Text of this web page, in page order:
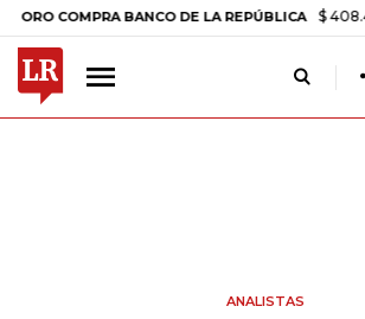
COMPRA BANCO DE LA REPÚBLICA $ 408.498,97
ANALISTAS